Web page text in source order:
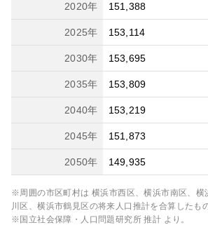
2020年 151,388
2025年 153,114
2030年 153,695
2035年 153,809
2040年 153,219
2045年 151,873
2050年 149,935
※周囲の市区町村は 横浜市西区、横浜市南区、横
川区、横浜市鶴見区の将来人口推計を合算したも
※国立社会保障・人口問題研究所 推計 より。